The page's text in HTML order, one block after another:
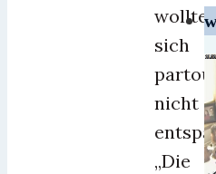
sich
nicht
„Die